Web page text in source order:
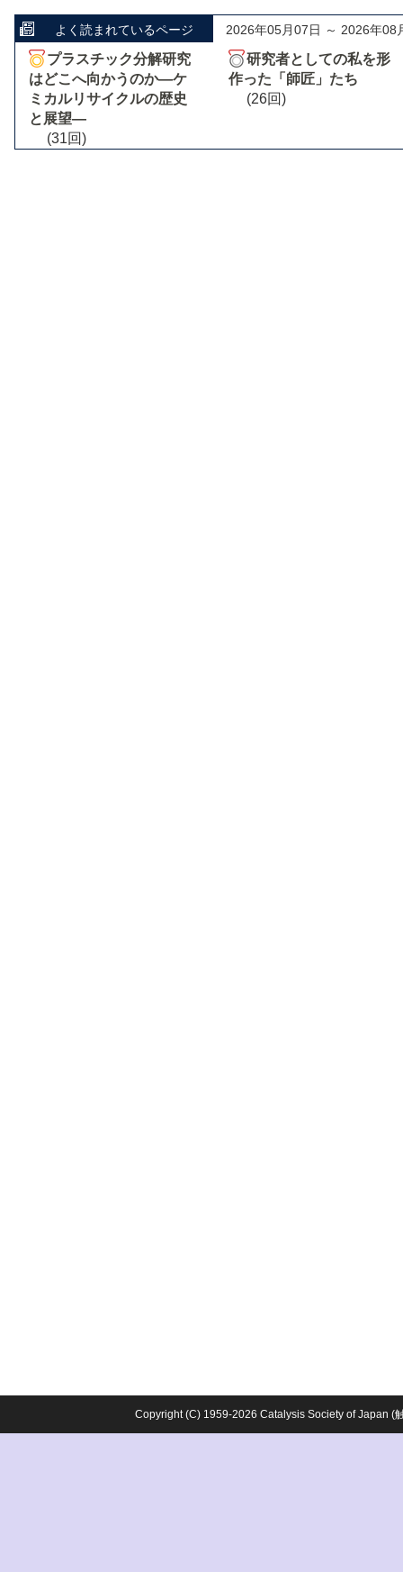
よく読まれているページ 2026年05月07日 ～ 2026年08
プラスチック分解研究
はどこへ向かうのか―ケ
ミカルリサイクルの歴史
と展望―
(31回)
研究者としての私を形
作った「師匠」たち
(26回)
Copyright (C) 1959-2026 Catalysis Society of Japan (